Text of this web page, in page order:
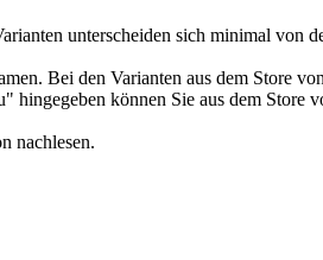
unterscheiden sich minimal von
Bei den Varianten aus dem Store
können Sie aus dem Store
nachlesen.